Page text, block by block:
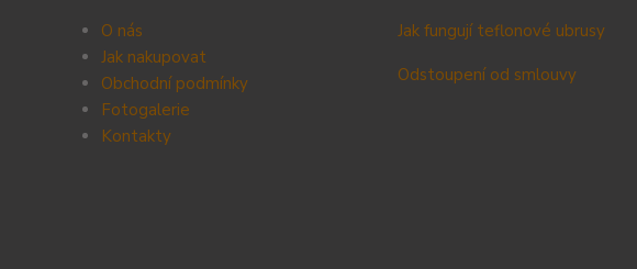
O nás
Jak nakupovat
Obchodní podmínky
Fotogalerie
Kontakty
Jak fungují teflonové ubrusy
Odstoupení od smlouvy